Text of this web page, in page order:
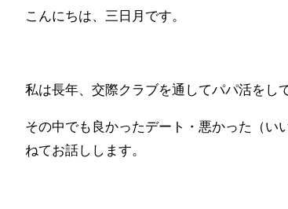
こんにちは、三日月です。
私は長年、交際クラブを通してパパ活をし
その中でも良かったデート・悪かった（い
ねてお話しします。